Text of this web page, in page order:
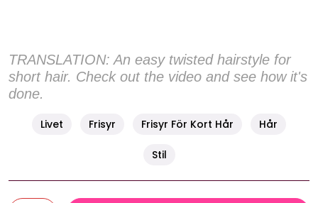
TRANSLATION: An easy twisted hairstyle for
short hair. Check out the video and see how it's
done.
Livet Frisyr Frisyr För Kort Hår Hår
Stil